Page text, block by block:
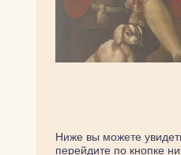
Ниже вы можете
перейдите по кнопке